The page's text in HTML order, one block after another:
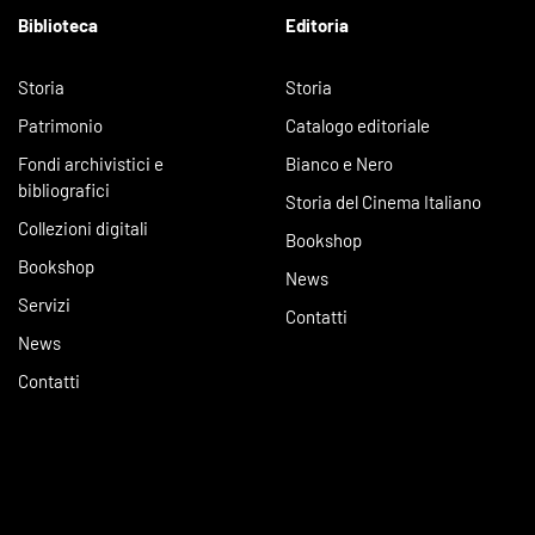
Biblioteca
Storia
Patrimonio
Fondi archivistici e
bibliografici
Collezioni digitali
Bookshop
Servizi
News
Contatti
Editoria
Storia
Catalogo editoriale
Bianco e Nero
Storia del Cinema Italiano
Bookshop
News
Contatti